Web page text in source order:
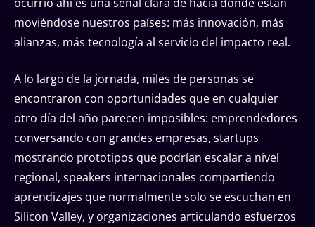
moviéndose nuestros países: más innovación, más
alianzas, más tecnología al servicio del impacto real.
A lo largo de la jornada, miles de personas se
encontraron con oportunidades que en cualquier
otro día del año parecen imposibles: emprendedores
conversando con grandes empresas, startups
mostrando prototipos que podrían escalar a nivel
regional, speakers internacionales compartiendo
aprendizajes que normalmente solo se escuchan en
Silicon Valley, y organizaciones articulando esfuerzos